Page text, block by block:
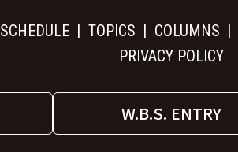
SCHEDULE TOPICS COLUMNS
PRIVACY POLICY
W.B.S. ENTRY